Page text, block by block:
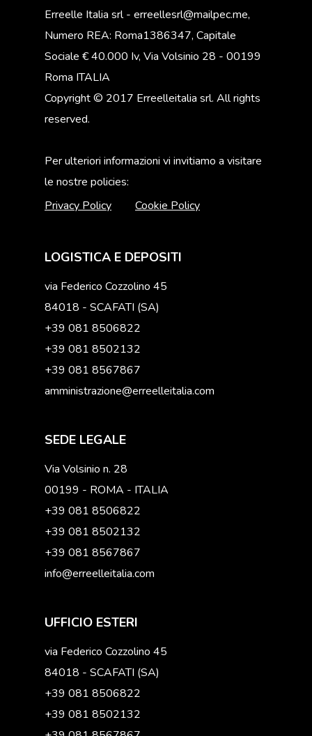
Erreelle Italia srl - erreellesrl@mailpec.me,
Numero REA: Roma1386347, Capitale
Sociale € 40.000 Iv, Via Volsinio 28 - 00199
Roma ITALIA
Copyright © 2017 Erreelleitalia srl. All rights
reserved.
Per ulteriori informazioni vi invitiamo a visitare
le nostre policies:
Privacy Policy
Cookie Policy
LOGISTICA E DEPOSITI
via Federico Cozzolino 45
84018 - SCAFATI (SA)
+39 081 8506822
+39 081 8502132
+39 081 8567867
amministrazione@erreelleitalia.com
SEDE LEGALE
Via Volsinio n. 28
00199 - ROMA - ITALIA
+39 081 8506822
+39 081 8502132
+39 081 8567867
info@erreelleitalia.com
UFFICIO ESTERI
via Federico Cozzolino 45
84018 - SCAFATI (SA)
+39 081 8506822
+39 081 8502132